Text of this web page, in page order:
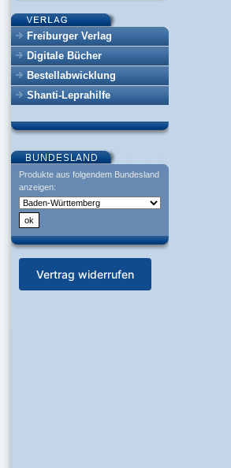
Freiburger Verlag
Digitale Bücher
Bestellabwicklung
Shanti-Leprahilfe
Produkte aus folgendem Bundesland
anzeigen:
Vertrag widerrufen